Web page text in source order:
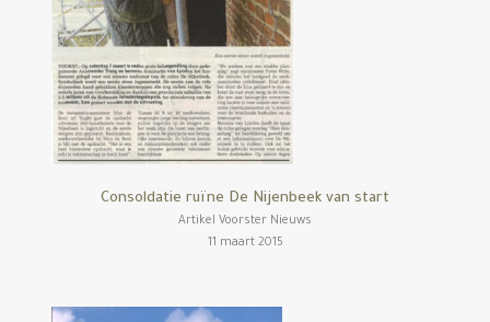
Consoldatie ruïne De Nijenbeek van start
Artikel Voorster Nieuws
11 maart 2015